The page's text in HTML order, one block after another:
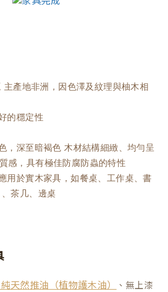
主產地非洲，因色澤及紋理與柚木相
的穩定性
，深至暗褐色 木材結構細緻、均勻呈
感，具有極佳防腐防蟲的特性
用於實木家具，如餐桌、工作桌、書
茶几、邊桌
天然推油（植物護木油）
、無上漆